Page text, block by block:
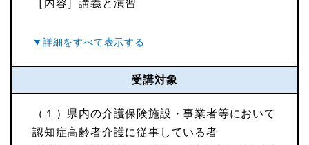
［内容］講義と演習
受講対象
（１）県内の介護保険施設・事業者等において
認知症高齢者介護に従事している者